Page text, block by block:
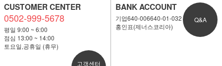
CUSTOMER CENTER
0502-999-5678
평일 9:00 ~ 6:00
점심 13:00 ~ 14:00
토요일,공휴일 (휴무)
고객센터
BANK ACCOUNT
기업640-006640-01-032
홍인표(제너스코리아)
Q&A